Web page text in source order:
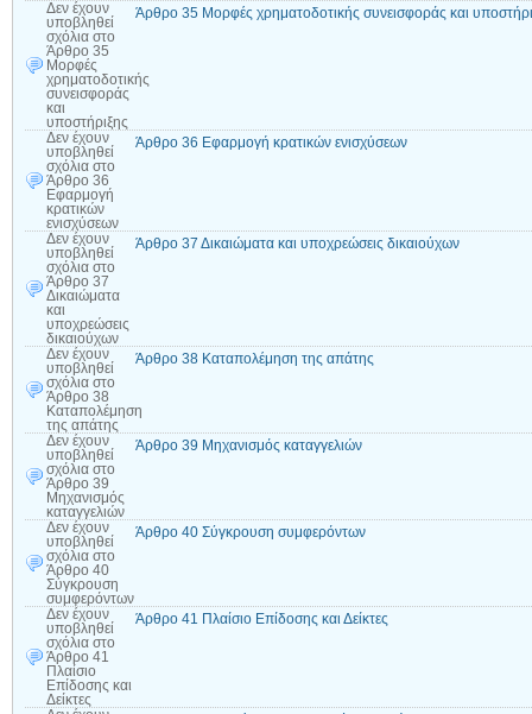
Δεν έχουν
υποβληθεί
σχόλια στο
Άρθρο 35
Μορφές
χρηματοδοτικής
συνεισφοράς
και
υποστήριξης
Άρθρο 35 Μορφές χρηματοδοτικής συνεισφοράς και
Δεν έχουν
υποβληθεί
σχόλια στο
Άρθρο 36
Εφαρμογή
κρατικών
ενισχύσεων
Άρθρο 36 Εφαρμογή κρατικών ενισχύσεων
Δεν έχουν
υποβληθεί
σχόλια στο
Άρθρο 37
Δικαιώματα
και
υποχρεώσεις
δικαιούχων
Άρθρο 37 Δικαιώματα και υποχρεώσεις δικαιούχων
Δεν έχουν
υποβληθεί
σχόλια στο
Άρθρο 38
Καταπολέμηση
της απάτης
Άρθρο 38 Καταπολέμηση της απάτης
Δεν έχουν
υποβληθεί
σχόλια στο
Άρθρο 39
Μηχανισμός
καταγγελιών
Άρθρο 39 Μηχανισμός καταγγελιών
Δεν έχουν
υποβληθεί
σχόλια στο
Άρθρο 40
Σύγκρουση
συμφερόντων
Άρθρο 40 Σύγκρουση συμφερόντων
Δεν έχουν
υποβληθεί
σχόλια στο
Άρθρο 41
Πλαίσιο
Επίδοσης και
Δείκτες
Άρθρο 41 Πλαίσιο Επίδοσης και Δείκτες